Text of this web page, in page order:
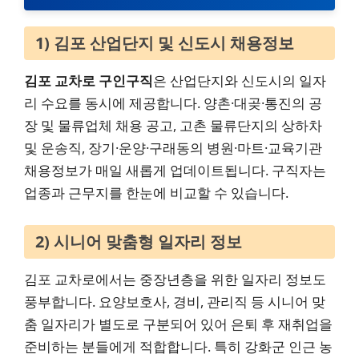
1) 김포 산업단지 및 신도시 채용정보
김포 교차로 구인구직은 산업단지와 신도시의 일자
리 수요를 동시에 제공합니다. 양촌·대곶·통진의 공
장 및 물류업체 채용 공고, 고촌 물류단지의 상하차
및 운송직, 장기·운양·구래동의 병원·마트·교육기관
채용정보가 매일 새롭게 업데이트됩니다. 구직자는
업종과 근무지를 한눈에 비교할 수 있습니다.
2) 시니어 맞춤형 일자리 정보
김포 교차로에서는 중장년층을 위한 일자리 정보도
풍부합니다. 요양보호사, 경비, 관리직 등 시니어 맞
춤 일자리가 별도로 구분되어 있어 은퇴 후 재취업을
준비하는 분들에게 적합합니다. 특히 강화군 인근 농